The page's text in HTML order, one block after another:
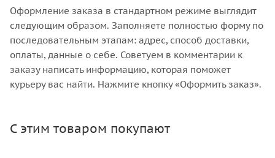
Оформление заказа в стандартном режиме выглядит
следующим образом. Заполняете полностью форму по
последовательным этапам: адрес, способ доставки,
оплаты, данные о себе. Советуем в комментарии к
заказу написать информацию, которая поможет
курьеру вас найти. Нажмите кнопку «Оформить заказ».
С этим товаром покупают